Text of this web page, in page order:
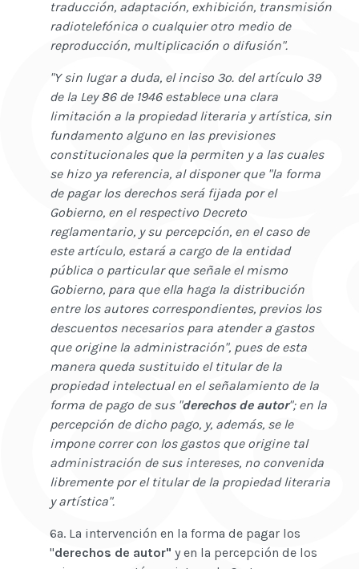
traducción, adaptación, exhibición, transmisión
radiotelefónica o cualquier otro medio de
reproducción, multiplicación o difusión".
"Y sin lugar a duda, el inciso 3o. del artículo 39
de la Ley 86 de 1946 establece una clara
limitación a la propiedad literaria y artística, sin
fundamento alguno en las previsiones
constitucionales que la permiten y a las cuales
se hizo ya referencia, al disponer que "la forma
de pagar los derechos será fijada por el
Gobierno, en el respectivo Decreto
reglamentario, y su percepción, en el caso de
este artículo, estará a cargo de la entidad
pública o particular que señale el mismo
Gobierno, para que ella haga la distribución
entre los autores correspondientes, previos los
descuentos necesarios para atender a gastos
que origine la administración", pues de esta
manera queda sustituido el titular de la
propiedad intelectual en el señalamiento de la
forma de pago de sus "derechos de autor"; en la
percepción de dicho pago, y, además, se le
impone correr con los gastos que origine tal
administración de sus intereses, no convenida
libremente por el titular de la propiedad literaria
y artística".
6a. La intervención en la forma de pagar los
"derechos de autor" y en la percepción de los